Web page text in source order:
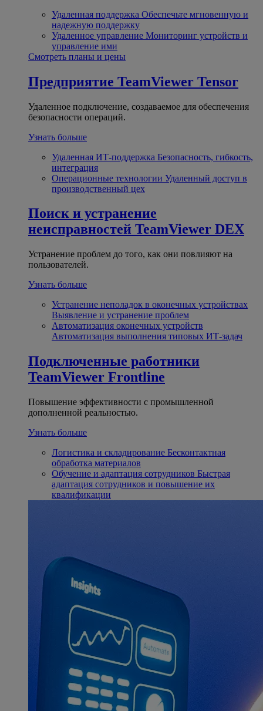
Удаленная поддержка Обеспечьте мгновенную и
надежную поддержку
Удаленное управление Мониторинг устройств и
управление ими
Смотреть планы и цены
Предприятие TeamViewer Tensor
Удаленное подключение, создаваемое для обеспечения
безопасности операций.
Узнать больше
Удаленная ИТ-поддержка Безопасность, гибкость,
интеграция
Операционные технологии Удаленный доступ в
производственный цех
Поиск и устранение
неисправностей TeamViewer DEX
Устранение проблем до того, как они повлияют на
пользователей.
Узнать больше
Устранение неполадок в оконечных устройствах
Выявление и устранение проблем
Автоматизация оконечных устройств
Автоматизация выполнения типовых ИТ-задач
Подключенные работники
TeamViewer Frontline
Повышение эффективности с промышленной
дополненной реальностью.
Узнать больше
Логистика и складирование Бесконтактная
обработка материалов
Обучение и адаптация сотрудников Быстрая
адаптация сотрудников и повышение их
квалификации